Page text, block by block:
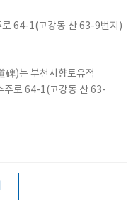
로 64-1(고강동 산 63-9번지)
)는 부천시향토유적
주로 64-1(고강동 산 63-